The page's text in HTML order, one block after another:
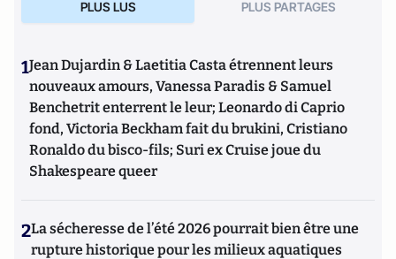
PLUS LUS PLUS PARTAGES
1Jean Dujardin & Laetitia Casta étrennent leurs
nouveaux amours, Vanessa Paradis & Samuel
Benchetrit enterrent le leur; Leonardo di Caprio
fond, Victoria Beckham fait du brukini, Cristiano
Ronaldo du bisco-fils; Suri ex Cruise joue du
Shakespeare queer
2La sécheresse de l’été 2026 pourrait bien être une
rupture historique pour les milieux aquatiques